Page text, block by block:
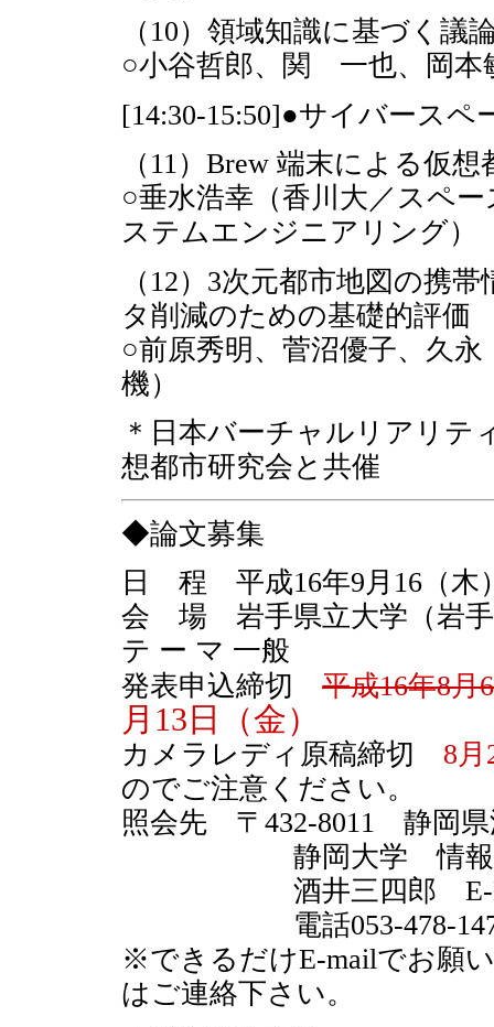
（10）領域知識に基づく議
○小谷哲郎、関 一也、岡本
[14:30-15:50]●サイバースペ
（11）Brew 端末による仮
○垂水浩幸（香川大／スペ
ステムエンジニアリング）
（12）3次元都市地図の携
タ削減のための基礎的評価
○前原秀明、菅沼優子、久
機）
＊日本バーチャルリアリテ
想都市研究会と共催
◆論文募集
日 程 平成16年9月16（木
会 場 岩手県立大学（岩手
テ ー マ 一般
発表申込締切 平成16年8月
月13日（金）
カメラレディ原稿締切 8月
のでご注意ください。
照会先 〒432-8011 静岡県
静岡大学 情報学
酒井三四郎 E-
電話053-478-1475
※できるだけE-mailでお願
はご連絡下さい。